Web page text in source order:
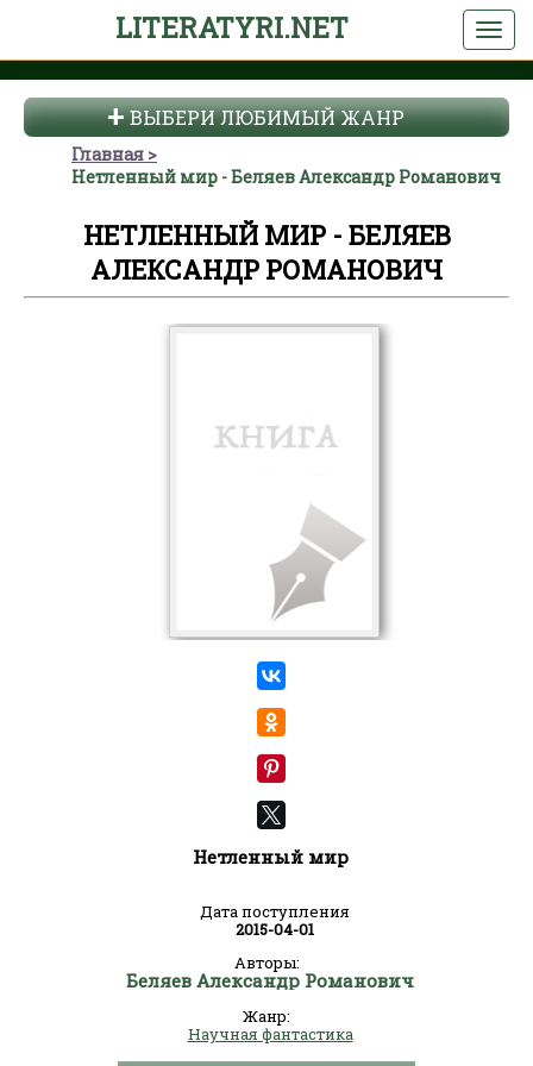
LITERATYRI.NET
ВЫБЕРИ ЛЮБИМЫЙ ЖАНР
Главная
Нетленный мир - Беляев Александр Романович
НЕТЛЕННЫЙ МИР - БЕЛЯЕВ
АЛЕКСАНДР РОМАНОВИЧ
Нетленный мир
Дата поступления
2015-04-01
Авторы:
Беляев Александр Романович
Жанр:
Научная фантастика